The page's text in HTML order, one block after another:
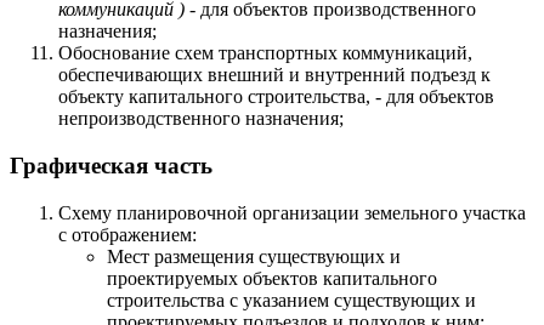
коммуникаций ) - для объектов производственного
назначения;
Обоснование схем транспортных коммуникаций,
обеспечивающих внешний и внутренний подъезд к
объекту капитального строительства, - для объектов
непроизводственного назначения;
Графическая часть
Схему планировочной организации земельного участка
с отображением:
Мест размещения существующих и
проектируемых объектов капитального
строительства с указанием существующих и